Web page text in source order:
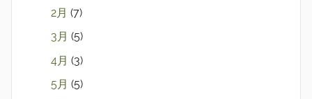
2月 (7)
3月 (5)
4月 (3)
5月 (5)